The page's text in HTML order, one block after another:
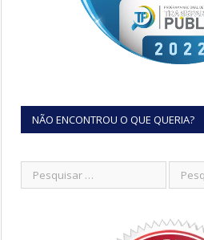
NÃO ENCONTROU O QUE QUERIA?